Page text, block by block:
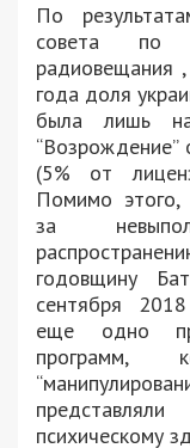
По
совета по
радиовещания
года доля
была лишь
“Возрождение”
(5% от
Помимо этого,
за
годовщину
сентября
еще одно
программ,
психическому